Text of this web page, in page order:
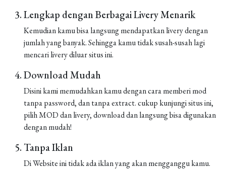
Lengkap dengan Berbagai Livery Menarik
Kemudian kamu bisa langsung mendapatkan livery dengan
jumlah yang banyak. Sehingga kamu tidak susah-susah lagi
mencari livery diluar situs ini.
Download Mudah
Disini kami memudahkan kamu dengan cara memberi mod
tanpa password, dan tanpa extract. cukup kunjungi situs ini,
pilih MOD dan livery, download dan langsung bisa digunakan
dengan mudah!
Tanpa Iklan
Di Website ini tidak ada iklan yang akan mengganggu kamu.